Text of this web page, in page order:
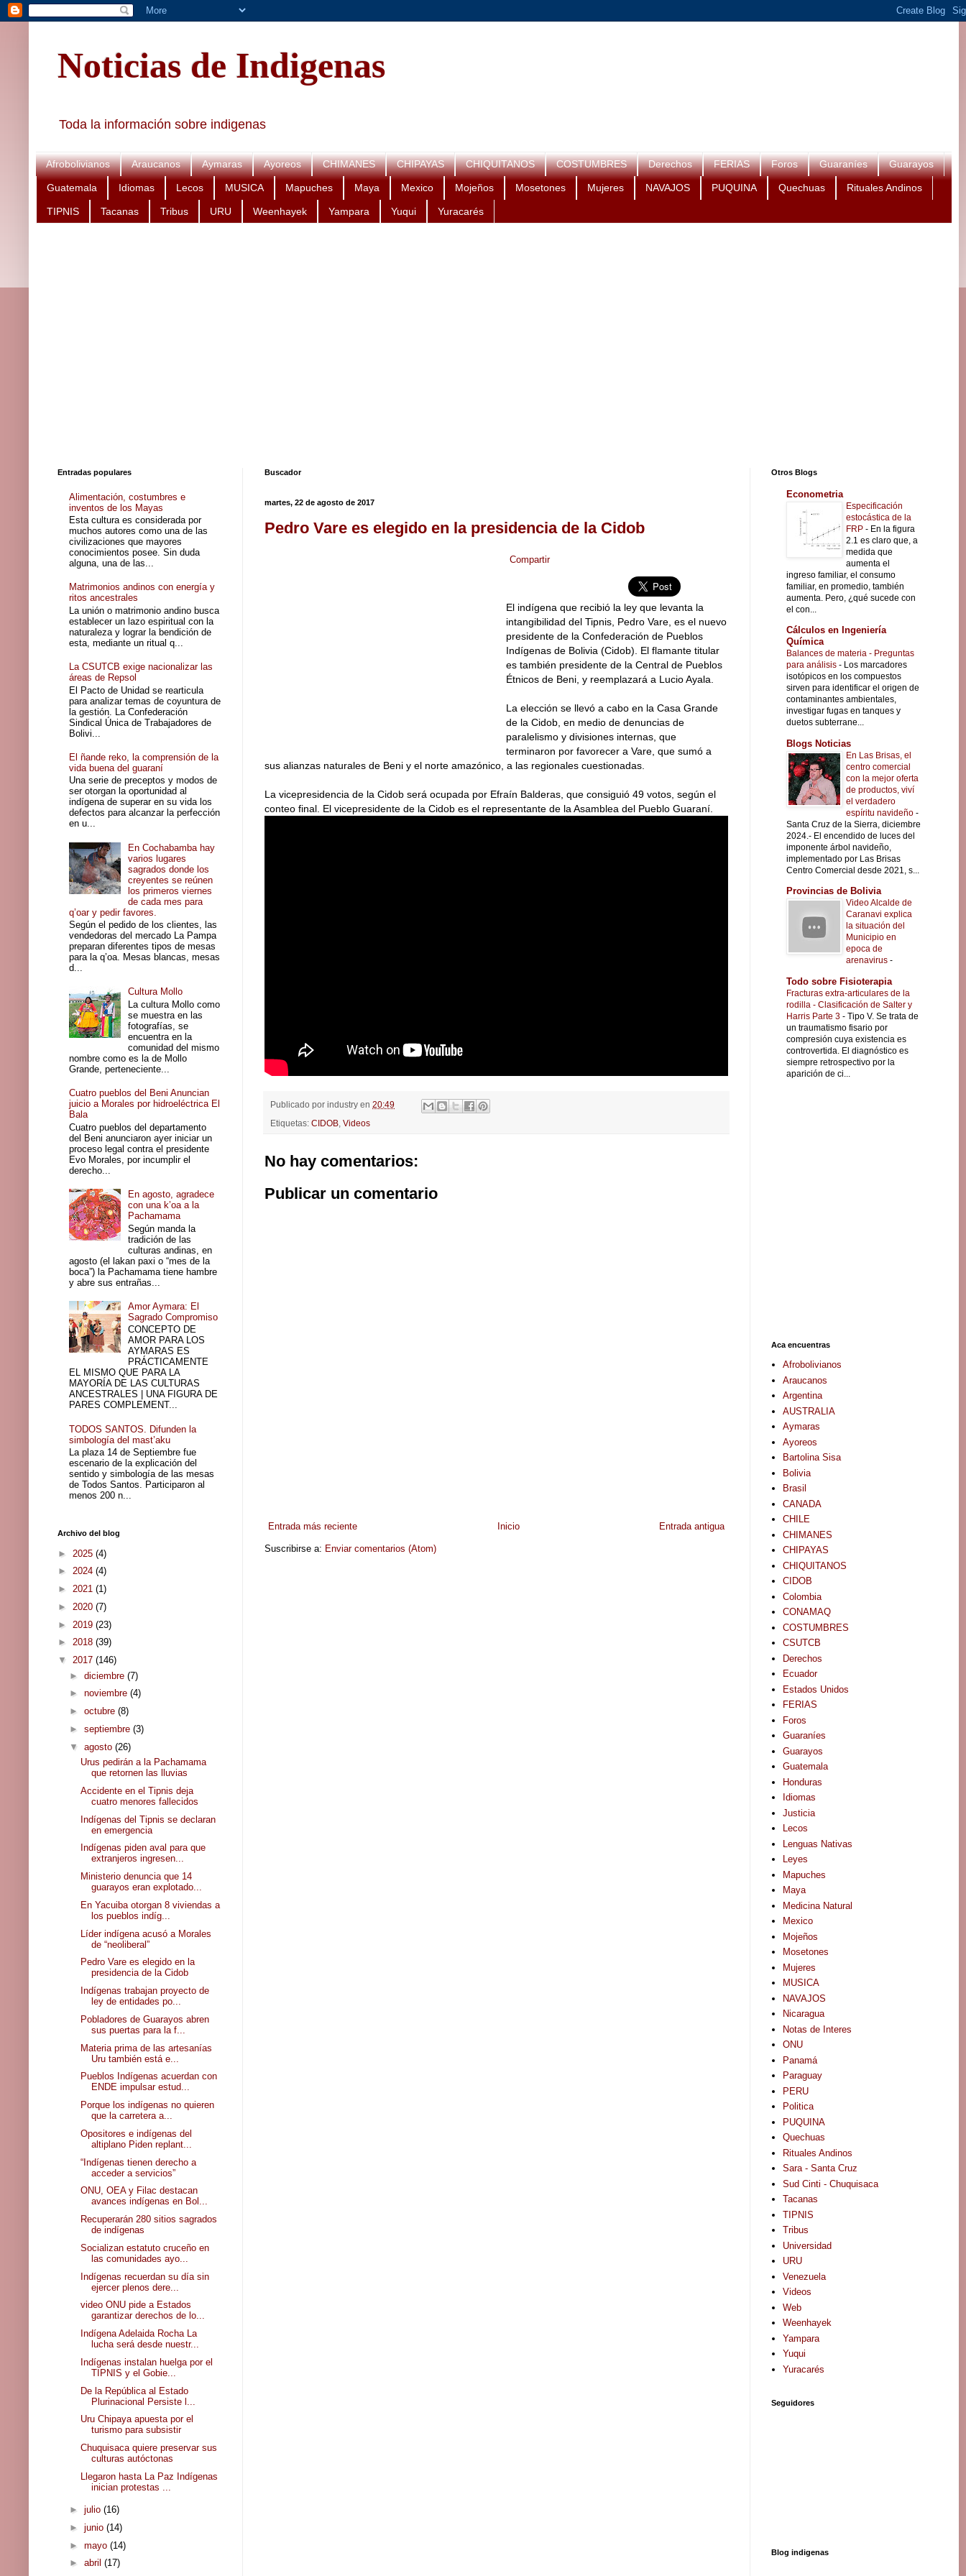
Noticias de Indigenas
Toda la información sobre indigenas
Afrobolivianos Araucanos Aymaras Ayoreos CHIMANES CHIPAYAS CHIQUITANOS COSTUMBRES Derechos FERIAS Foros Guaraníes Guarayos
Guatemala Idiomas Lecos MUSICA Mapuches Maya Mexico Mojeños Mosetones Mujeres NAVAJOS PUQUINA Quechuas Rituales Andinos
TIPNIS Tacanas Tribus URU Weenhayek Yampara Yuqui Yuracarés
Buscador
martes, 22 de agosto de 2017
Pedro Vare es elegido en la presidencia de la Cidob
Compartir
El indígena que recibió la ley que levanta la
intangibilidad del Tipnis, Pedro Vare, es el nuevo
presidente de la Confederación de Pueblos
Indígenas de Bolivia (Cidob). El flamante titular
es también presidente de la Central de Pueblos
Étnicos de Beni, y reemplazará a Lucio Ayala.
La elección se llevó a cabo en la Casa Grande
de la Cidob, en medio de denuncias de
paralelismo y divisiones internas, que
terminaron por favorecer a Vare, que sumó a
sus alianzas naturales de Beni y el norte amazónico, a las regionales cuestionadas.
La vicepresidencia de la Cidob será ocupada por Efraín Balderas, que consiguió 49 votos, según el
conteo final. El vicepresidente de la Cidob es el representante de la Asamblea del Pueblo Guaraní.
Publicado por industry en 20:49
Etiquetas: CIDOB Videos
No hay comentarios:
Publicar un comentario
Entrada más reciente Entrada antigua
Inicio
Suscribirse a: Enviar comentarios (Atom)
Entradas populares
Alimentación, costumbres e
inventos de los Mayas
Esta cultura es considerada por
muchos autores como una de las
civilizaciones que mayores
conocimientos posee. Sin duda
alguna, una de las...
Matrimonios andinos con energía y
ritos ancestrales
La unión o matrimonio andino busca
establecer un lazo espiritual con la
naturaleza y lograr la bendición de
esta, mediante un ritual q...
La CSUTCB exige nacionalizar las
áreas de Repsol
El Pacto de Unidad se rearticula
para analizar temas de coyuntura de
la gestión. La Confederación
Sindical Única de Trabajadores de
Bolivi...
El ñande reko, la comprensión de la
vida buena del guaraní
Una serie de preceptos y modos de
ser otorgan la oportunidad al
indígena de superar en su vida los
defectos para alcanzar la perfección
en u...
En Cochabamba hay
varios lugares
sagrados donde los
creyentes se reúnen
los primeros viernes
de cada mes para
q’oar y pedir favores.
Según el pedido de los clientes, las
vendedoras del mercado La Pampa
preparan diferentes tipos de mesas
para la q’oa. Mesas blancas, mesas
d...
Cultura Mollo
La cultura Mollo como
se muestra en las
fotografías, se
encuentra en la
comunidad del mismo
nombre como es la de Mollo
Grande, perteneciente...
Cuatro pueblos del Beni Anuncian
juicio a Morales por hidroeléctrica El
Bala
Cuatro pueblos del departamento
del Beni anunciaron ayer iniciar un
proceso legal contra el presidente
Evo Morales, por incumplir el
derecho...
En agosto, agradece
con una k’oa a la
Pachamama
Según manda la
tradición de las
culturas andinas, en
agosto (el lakan paxi o “mes de la
boca”) la Pachamama tiene hambre
y abre sus entrañas...
Amor Aymara: El
Sagrado Compromiso
CONCEPTO DE
AMOR PARA LOS
AYMARAS ES
PRÁCTICAMENTE
EL MISMO QUE PARA LA
MAYORÍA DE LAS CULTURAS
ANCESTRALES | UNA FIGURA DE
PARES COMPLEMENT...
TODOS SANTOS. Difunden la
simbología del mast’aku
La plaza 14 de Septiembre fue
escenario de la explicación del
sentido y simbología de las mesas
de Todos Santos. Participaron al
menos 200 n...
Archivo del blog
► 2025 (4)
► 2024 (4)
► 2021 (1)
► 2020 (7)
► 2019 (23)
► 2018 (39)
▼ 2017 (146)
► diciembre (7)
► noviembre (4)
► octubre (8)
► septiembre (3)
▼ agosto (26)
Urus pedirán a la Pachamama
que retornen las lluvias
Accidente en el Tipnis deja
cuatro menores fallecidos
Indígenas del Tipnis se declaran
en emergencia
Indígenas piden aval para que
extranjeros ingresen...
Ministerio denuncia que 14
guarayos eran explotado...
En Yacuiba otorgan 8 viviendas a
los pueblos indíg...
Líder indígena acusó a Morales
de “neoliberal”
Pedro Vare es elegido en la
presidencia de la Cidob
Indígenas trabajan proyecto de
ley de entidades po...
Pobladores de Guarayos abren
sus puertas para la f...
Materia prima de las artesanías
Uru también está e...
Pueblos Indígenas acuerdan con
ENDE impulsar estud...
Porque los indígenas no quieren
que la carretera a...
Opositores e indígenas del
altiplano Piden replant...
“Indígenas tienen derecho a
acceder a servicios”
ONU, OEA y Filac destacan
avances indígenas en Bol...
Recuperarán 280 sitios sagrados
de indígenas
Socializan estatuto cruceño en
las comunidades ayo...
Indígenas recuerdan su día sin
ejercer plenos dere...
video ONU pide a Estados
garantizar derechos de lo...
Indígena Adelaida Rocha La
lucha será desde nuestr...
Indígenas instalan huelga por el
TIPNIS y el Gobie...
De la República al Estado
Plurinacional Persiste l...
Uru Chipaya apuesta por el
turismo para subsistir
Chuquisaca quiere preservar sus
culturas autóctonas
Llegaron hasta La Paz Indígenas
inician protestas ...
► julio (16)
► junio (14)
► mayo (14)
► abril (17)
Otros Blogs
Econometria
Especificación
estocástica de la
FRP - En la figura
2.1 es claro que, a
medida que
aumenta el
ingreso familiar, el consumo
familiar, en promedio, también
aumenta. Pero, ¿qué sucede con
el con...
Cálculos en Ingeniería
Química
Balances de materia - Preguntas
para análisis - Los marcadores
isotópicos en los compuestos
sirven para identificar el origen de
contaminantes ambientales,
investigar fugas en tanques y
duetos subterrane...
Blogs Noticias
En Las Brisas, el
centro comercial
con la mejor oferta
de productos, viví
el verdadero
espíritu navideño -
Santa Cruz de la Sierra, diciembre
2024.- El encendido de luces del
imponente árbol navideño,
implementado por Las Brisas
Centro Comercial desde 2021, s...
Provincias de Bolivia
Video Alcalde de
Caranavi explica
la situación del
Municipio en
epoca de
arenavirus -
Todo sobre Fisioterapia
Fracturas extra-articulares de la
rodilla - Clasificación de Salter y
Harris Parte 3 - Tipo V. Se trata de
un traumatismo fisario por
compresión cuya existencia es
controvertida. El diagnóstico es
siempre retrospectivo por la
aparición de ci...
Aca encuentras
Afrobolivianos
Araucanos
Argentina
AUSTRALIA
Aymaras
Ayoreos
Bartolina Sisa
Bolivia
Brasil
CANADA
CHILE
CHIMANES
CHIPAYAS
CHIQUITANOS
CIDOB
Colombia
CONAMAQ
COSTUMBRES
CSUTCB
Derechos
Ecuador
Estados Unidos
FERIAS
Foros
Guaraníes
Guarayos
Guatemala
Honduras
Idiomas
Justicia
Lecos
Lenguas Nativas
Leyes
Mapuches
Maya
Medicina Natural
Mexico
Mojeños
Mosetones
Mujeres
MUSICA
NAVAJOS
Nicaragua
Notas de Interes
ONU
Panamá
Paraguay
PERU
Politica
PUQUINA
Quechuas
Rituales Andinos
Sara - Santa Cruz
Sud Cinti - Chuquisaca
Tacanas
TIPNIS
Tribus
Universidad
URU
Venezuela
Videos
Web
Weenhayek
Yampara
Yuqui
Yuracarés
Seguidores
Blog indigenas